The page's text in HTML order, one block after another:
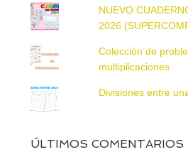
NUEVO
2026
Colección de
multiplicaciones
Divisiones entre
ÚLTIMOS COMENTARIOS